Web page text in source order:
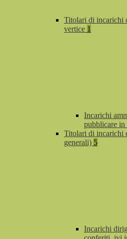
Titolari di incarichi
vertice 1
Incarichi
pubblicare in
Titolari di incarichi
generali) 5
Incarichi